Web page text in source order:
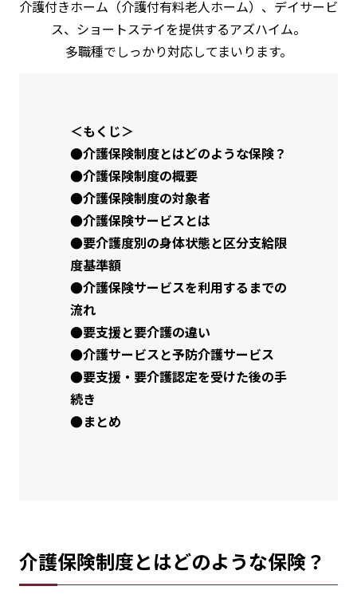
介護付きホーム（介護付有料老人ホーム）、デイサービ
ス、ショートステイを提供するアズハイム。
多職種でしっかり対応してまいります。
＜もくじ＞
●介護保険制度とはどのような保険？
●介護保険制度の概要
●介護保険制度の対象者
●介護保険サービスとは
●要介護度別の身体状態と区分支給限
度基準額
●介護保険サービスを利用するまでの
流れ
●要支援と要介護の違い
●介護サービスと予防介護サービス
●要支援・要介護認定を受けた後の手
続き
●まとめ
介護保険制度とはどのような保険？